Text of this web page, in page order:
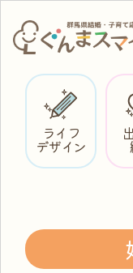
ライフ
デザイン